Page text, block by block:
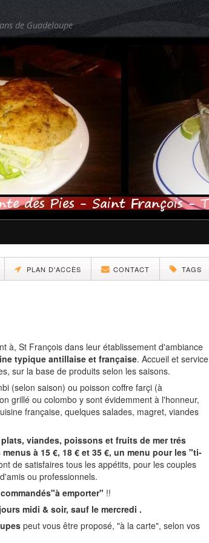
de Guadeloupe
PLAN D'ACCÈS CONTACT TAGS
à, St François dans leur établissement d'ambiance
typique antillaise et française. Accueil et service
sur la base de produits selon les saisons.
(selon saison) ou poisson coffre farçi (à
grillé ou colombo y sont évidemment à l'honneur,
française, quelques salades, magret, viandes
viandes, poissons et fruits de mer trés
à 15 €, 18 € et 35 €, un menu pour les "ti-
de satisfaires tous les appétits, pour les couples
ou professionnels.
emporter" !!
midi & soir, sauf le mercredi .
peut vous être proposé, "à la carte", selon vos